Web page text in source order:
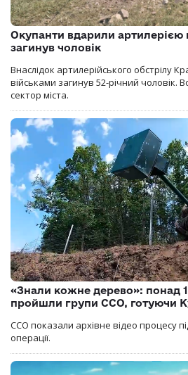
Окупанти вдарили артилерією
загинув чоловік
Внаслідок артилерійського обстрілу
військами загинув 52-річний чоловік.
сектор міста.
«Знали кожне дерево»: понад
пройшли групи ССО, готуючи
ССО показали архівне відео процесу
операції.